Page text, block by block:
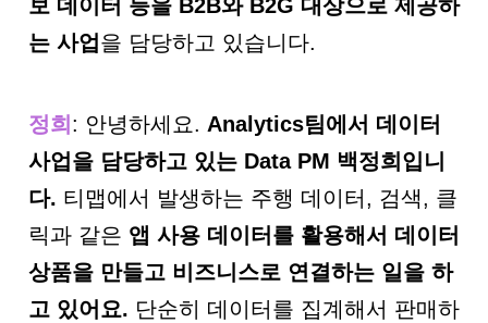
는 사업을 담당하고 있습니다.
정희: 안녕하세요. Analytics팀에서 데이터
사업을 담당하고 있는Data PM 백정희입니
다. 티맵에서 발생하는 주행 데이터, 검색, 클
릭과 같은 앱 사용 데이터를 활용해서 데이터
상품을 만들고 비즈니스로 연결하는 일을 하
고 있어요. 단순히 데이터를 집계해서 판매하